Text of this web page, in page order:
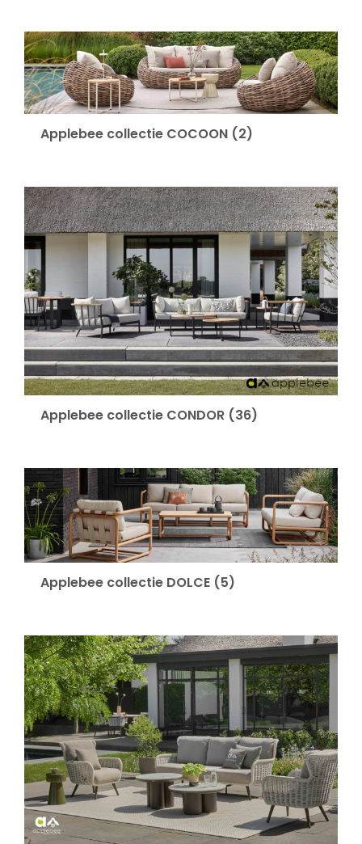
Applebee collectie COCOON (2)
Applebee collectie CONDOR (36)
Applebee collectie DOLCE (5)